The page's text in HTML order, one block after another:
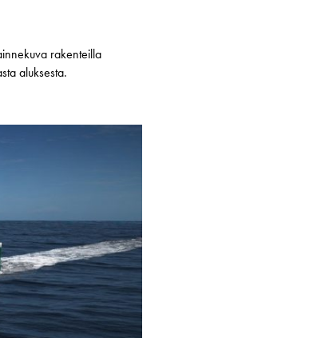
rakenteilla
aluksesta.